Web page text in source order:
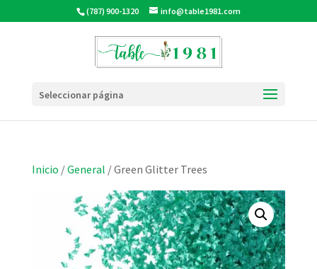
(787) 900-1320 info@table1981.com
Seleccionar página
Inicio /General / Green Glitter Trees